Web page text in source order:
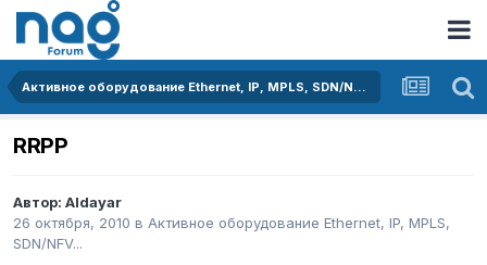
Активное оборудование Ethernet, IP, MPLS, SDN/NFV...
RRPP
Автор: Aldayar
26 октября, 2010 в Активное оборудование Ethernet, IP, MPLS,
SDN/NFV...